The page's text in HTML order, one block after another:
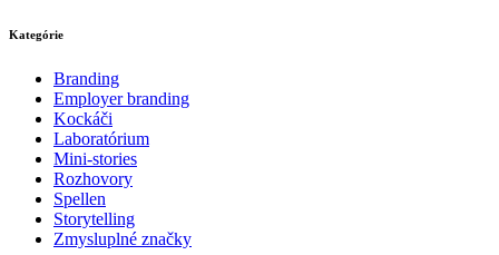
Kategórie
Branding
Employer branding
Kockáči
Laboratórium
Mini-stories
Rozhovory
Spellen
Storytelling
Zmysluplné značky